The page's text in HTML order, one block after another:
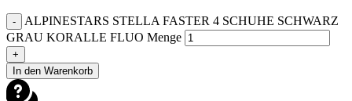
-
ALPINESTARS STELLA FASTER 4 SCHUHE SCHWARZ
GRAU KORALLE FLUO Menge
+
In den Warenkorb